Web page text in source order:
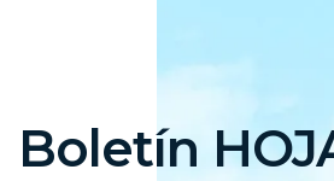
Boletín